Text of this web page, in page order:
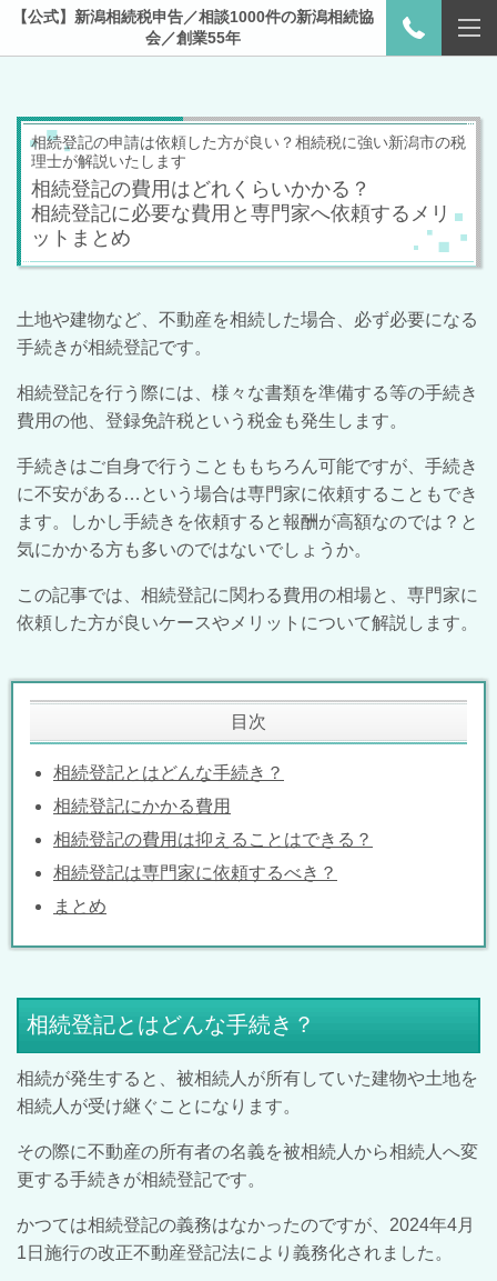
【公式】新潟相続税申告／相談1000件の新潟相続協
会／創業55年
相続登記の申請は依頼した方が良い？相続税に強い新潟市の税
理士が解説いたします
相続登記の費用はどれくらいかかる？
相続登記に必要な費用と専門家へ依頼するメリ
ットまとめ
土地や建物など、不動産を相続した場合、必ず必要になる
手続きが相続登記です。
相続登記を行う際には、様々な書類を準備する等の手続き
費用の他、登録免許税という税金も発生します。
手続きはご自身で行うことももちろん可能ですが、手続き
に不安がある…という場合は専門家に依頼することもでき
ます。しかし手続きを依頼すると報酬が高額なのでは？と
気にかかる方も多いのではないでしょうか。
この記事では、相続登記に関わる費用の相場と、専門家に
依頼した方が良いケースやメリットについて解説します。
目次
相続登記とはどんな手続き？
相続登記にかかる費用
相続登記の費用は抑えることはできる？
相続登記は専門家に依頼するべき？
まとめ
相続登記とはどんな手続き？
相続が発生すると、被相続人が所有していた建物や土地を
相続人が受け継ぐことになります。
その際に不動産の所有者の名義を被相続人から相続人へ変
更する手続きが相続登記です。
かつては相続登記の義務はなかったのですが、2024年4月
1日施行の改正不動産登記法により義務化されました。